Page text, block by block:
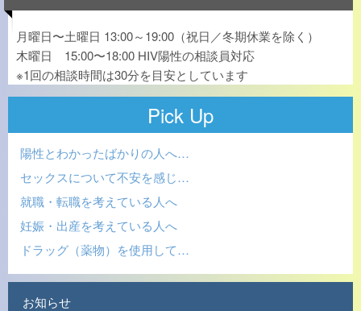
月曜日〜土曜日 13:00～19:00（祝日／冬期休業を除く）
木曜日 15:00〜18:00 HIV陽性の相談員対応
※1回の相談時間は30分を目安としています
Pick Up
陽性とわかったばかりの人へ…
セックスについて不安を感じ…
就職・転職を考えている人へ
妊娠・出産を考えている人へ
ドラッグ（薬物）を使用して…
お知らせ